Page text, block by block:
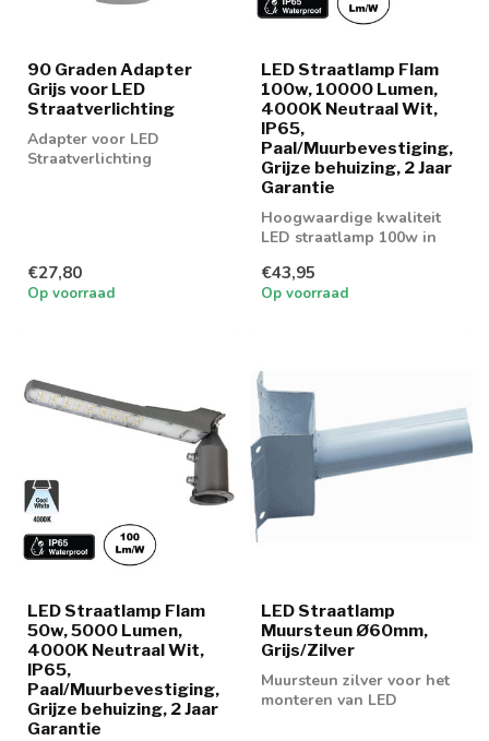
90 Graden Adapter
Grijs voor LED
Straatverlichting
Adapter voor LED
Straatverlichting
€27,80
Op voorraad
LED Straatlamp Flam
100w, 10000 Lumen,
4000K Neutraal Wit,
IP65,
Paal/Muurbevestiging,
Grijze behuizing, 2 Jaar
Garantie
Hoogwaardige kwaliteit
LED straatlamp 100w in
wit
€43,95
Op voorraad
LED Straatlamp Flam
50w, 5000 Lumen,
4000K Neutraal Wit,
IP65,
Paal/Muurbevestiging,
Grijze behuizing, 2 Jaar
Garantie
LED Straatlamp
Muursteun Ø60mm,
Grijs/Zilver
Muursteun zilver voor het
monteren van LED